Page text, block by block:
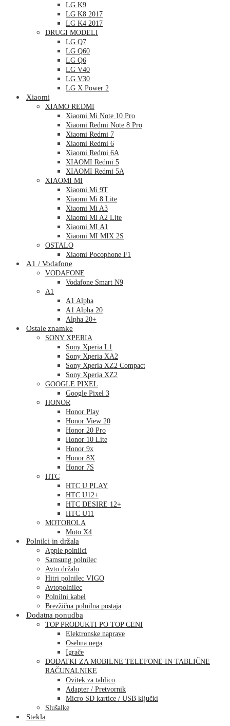
LG K9
LG K8 2017
LG K4 2017
DRUGI MODELI
LG Q7
LG Q60
LG Q6
LG V40
LG V30
LG X Power 2
Xiaomi
XIAMO REDMI
Xiaomi Mi Note 10 Pro
Xiaomi Redmi Note 8 Pro
Xiaomi Redmi 7
Xiaomi Redmi 6
Xiaomi Redmi 6A
XIAOMI Redmi 5
XIAOMI Redmi 5A
XIAOMI MI
Xiaomi Mi 9T
Xiaomi Mi 8 Lite
Xiaomi Mi A3
Xiaomi Mi A2 Lite
Xiaomi MI A1
Xiaomi MI MIX 2S
OSTALO
Xiaomi Pocophone F1
A1 / Vodafone
VODAFONE
Vodafone Smart N9
A1
A1 Alpha
A1 Alpha 20
Alpha 20+
Ostale znamke
SONY XPERIA
Sony Xperia L1
Sony Xperia XA2
Sony Xperia XZ2 Compact
Sony Xperia XZ2
GOOGLE PIXEL
Google Pixel 3
HONOR
Honor Play
Honor View 20
Honor 20 Pro
Honor 10 Lite
Honor 9x
Honor 8X
Honor 7S
HTC
HTC U PLAY
HTC U12+
HTC DESIRE 12+
HTC U11
MOTOROLA
Moto X4
Polnilci in držala
Apple polnilci
Samsung polnilec
Avto držalo
Hitri polnilec VIGO
Avtopolnilec
Polnilni kabel
Brezžična polnilna postaja
Dodatna ponudba
TOP PRODUKTI PO TOP CENI
Elektronske naprave
Osebna nega
Igrače
DODATKI ZA MOBILNE TELEFONE IN TABLIČNE
RAČUNALNIKE
Ovitek za tablico
Adapter / Pretvornik
Micro SD kartice / USB ključki
Slušalke
Stekla